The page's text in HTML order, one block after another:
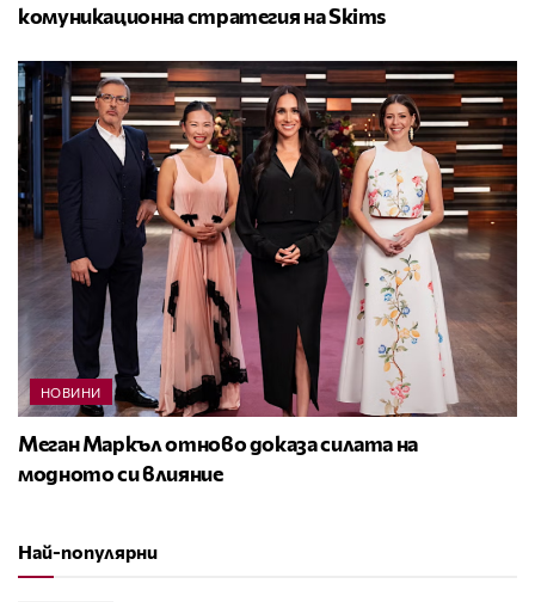
комуникационна стратегия на Skims
НОВИНИ
Меган Маркъл отново доказа силата на
модното си влияние
Най-популярни